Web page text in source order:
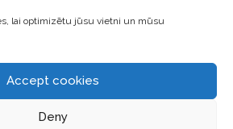
lai optimizētu jūsu vietni un mūsu
Accept cookies
Deny